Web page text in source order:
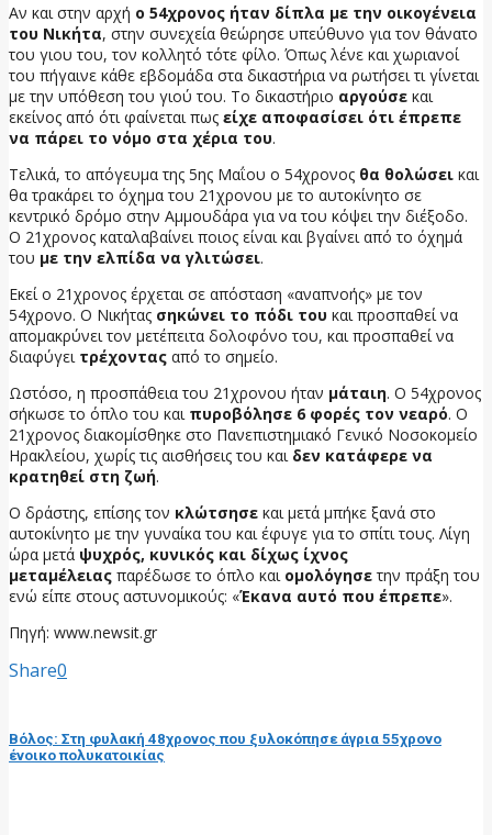
Αν και στην αρχή ο 54χρονος ήταν δίπλα με την οικογένεια
του Νικήτα, στην συνεχεία θεώρησε υπεύθυνο για τον θάνατο
του γιου του, τον κολλητό τότε φίλο. Όπως λένε και χωριανοί
του πήγαινε κάθε εβδομάδα στα δικαστήρια να ρωτήσει τι γίνεται
με την υπόθεση του γιού του. Το δικαστήριο αργούσε και
εκείνος από ότι φαίνεται πως είχε αποφασίσει ότι έπρεπε
να πάρει το νόμο στα χέρια του.
Τελικά, το απόγευμα της 5ης Μαΐου ο 54χρονος θα θολώσει και
θα τρακάρει το όχημα του 21χρονου με το αυτοκίνητο σε
κεντρικό δρόμο στην Αμμουδάρα για να του κόψει την διέξοδο.
Ο 21χρονος καταλαβαίνει ποιος είναι και βγαίνει από το όχημά
του με την ελπίδα να γλιτώσει.
Εκεί ο 21χρονος έρχεται σε απόσταση «αναπνοής» με τον
54χρονο. Ο Νικήτας σηκώνει το πόδι του και προσπαθεί να
απομακρύνει τον μετέπειτα δολοφόνο του, και προσπαθεί να
διαφύγει τρέχοντας από το σημείο.
Ωστόσο, η προσπάθεια του 21χρονου ήταν μάταιη. Ο 54χρονος
σήκωσε το όπλο του και πυροβόλησε 6 φορές τον νεαρό. Ο
21χρονος διακομίσθηκε στο Πανεπιστημιακό Γενικό Νοσοκομείο
Ηρακλείου, χωρίς τις αισθήσεις του και δεν κατάφερε να
κρατηθεί στη ζωή.
Ο δράστης, επίσης τον κλώτσησε και μετά μπήκε ξανά στο
αυτοκίνητο με την γυναίκα του και έφυγε για το σπίτι τους. Λίγη
ώρα μετά ψυχρός, κυνικός και δίχως ίχνος
μεταμέλειας παρέδωσε το όπλο και ομολόγησετην πράξη του
ενώ είπε στους αστυνομικούς: «Έκανα αυτό που έπρεπε».
Πηγή: www.newsit.gr
Share0
Βόλος: Στη φυλακή 48χρονος που ξυλοκόπησε άγρια 55χρονο
ένοικο πολυκατοικίας